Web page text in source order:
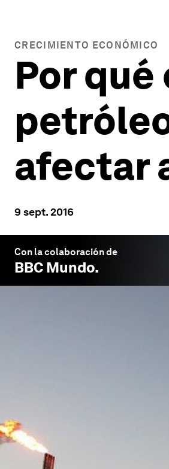
CRECIMIENTO ECONÓMICO
Por
afectar
9 sept. 2016
Con la colaboración de
BBC Mundo.